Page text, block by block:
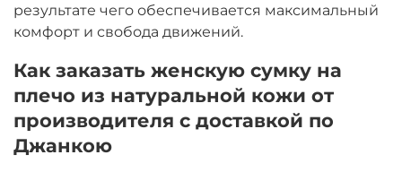
результате чего обеспечивается максимальный
комфорт и свобода движений.
Как заказать женскую сумку на
плечо из натуральной кожи от
производителя с доставкой по
Джанкою